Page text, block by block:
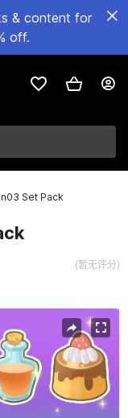
& content for
off.
Set Pack
(暂无评分)